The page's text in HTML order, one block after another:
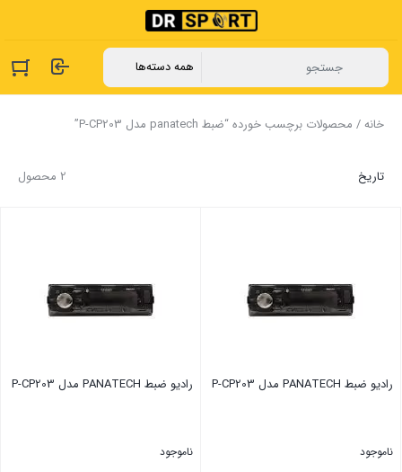
خانه/ محصولات برچسب خورده “ضبط panatech مدل P-CP203”
2 محصول تاریخ
رادیو ضبط PANATECH مدل P-CP203
ناموجود
رادیو ضبط PANATECH مدل P-CP203
ناموجود